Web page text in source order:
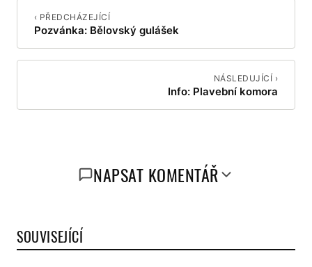
‹ PŘEDCHÁZEJÍCÍ
Pozvánka: Bělovský gulášek
NÁSLEDUJÍCÍ ›
Info: Plavební komora
NAPSAT KOMENTÁŘ
SOUVISEJÍCÍ